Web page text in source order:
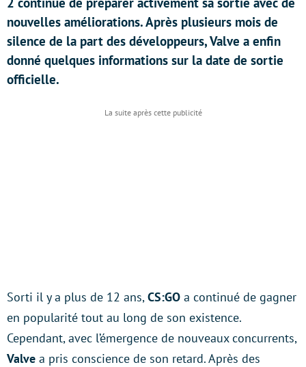
nouvelles améliorations. Après plusieurs mois de
silence de la part des développeurs, Valve a enfin
donné quelques informations sur la date de sortie
officielle.
Sorti il y a plus de 12 ans,CS:GO a continué de gagner
en popularité tout au long de son existence.
Cependant, avec l’émergence de nouveaux concurrents,
Valve a pris conscience de son retard. Après des